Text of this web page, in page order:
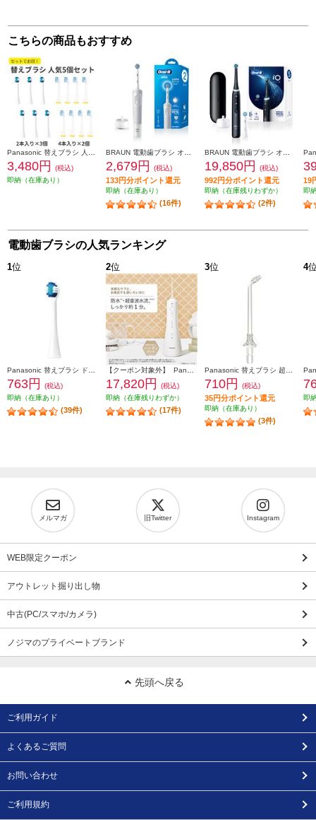
こちらの商品もおすすめ
3,480円
(税込)
即納（在庫あり）
2,679円 (税込)
133円分ポイント還元
即納（在庫あり）
(16件)
19,850円 (税込)
992円分ポイント還元
即納（在庫残りわずか）
(2件)
19
即
電動歯ブラシの人気ランキング
1位
763円
(税込)
即納（在庫あり）
(39件)
2位
17,820円
(税込)
即納（在庫残りわずか）
(17件)
3位
710円 (税込)
35円分ポイント還元
即納（在庫あり）
(3件)
4
即
メルマガ 旧Twitter Instagram
WEB限定クーポン
アウトレット掘り出し物
中古(PC/スマホ/カメラ)
ノジマのプライベートブランド
先頭へ戻る
ご利用ガイド
よくあるご質問
お問い合わせ
ご利用規約